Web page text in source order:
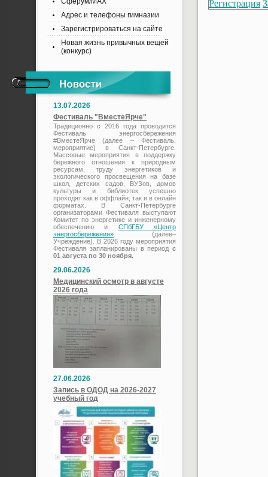
Регистрация
Адрес и телефоны гимназии
Зарегистрироваться на сайте
Новая жизнь привычных вещей
(конкурс)
13.07.2026
Фестиваль "ВместеЯрче"
Традиционно с 2016 года проводится
Фестиваль энергосбережения
#ВместеЯрче (далее – Фестиваль,
мероприятие) в Санкт-Петербурге.
Массовые мероприятия в поддержку
бережного отношения к природным
ресурсам, труду энергетиков и
экологического просвещения на базе
школ, детских садов, ВУЗов, домов
культуры и библиотек успешно
проходят как в оффлайн, так и в онлайн
форматах. В Санкт-Петербурге
организаторами Фестиваля выступают
Комитет по энергетике и инженерному
обеспечению и СПбГБУ «Центр
энергосбережения» (далее–
Учреждение). В 2026 году мероприятия
Фестиваля запланированы в период с
01 августа по 30 ноября.
29.06.2026
Медицинский осмотр в августе
2026 года
27.06.2026
Запись в ОДОД на 2026-2027
учебный год